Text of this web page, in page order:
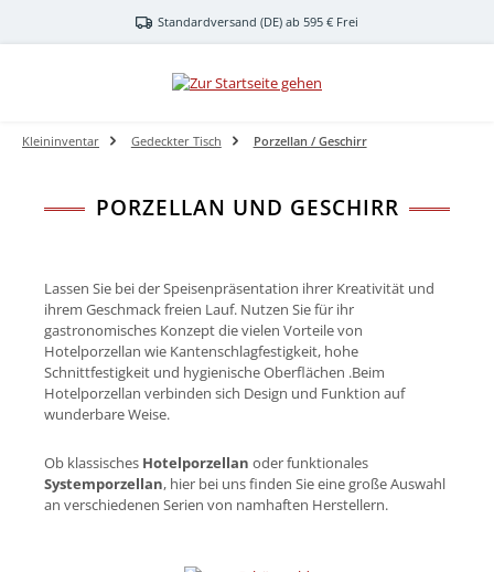
Zum Hauptinhalt springenStandardversand (DE) ab 595 € Frei
Kleininventar Gedeckter Tisch Porzellan / Geschirr
PORZELLAN UND GESCHIRR
Lassen Sie bei der Speisenpräsentation ihrer Kreativität und
ihrem Geschmack freien Lauf. Nutzen Sie für ihr
gastronomisches Konzept die vielen Vorteile von
Hotelporzellan wie Kantenschlagfestigkeit, hohe
Schnittfestigkeit und hygienische Oberflächen .Beim
Hotelporzellan verbinden sich Design und Funktion auf
wunderbare Weise.
Ob klassisches Hotelporzellan oder funktionales
Systemporzellan, hier bei uns finden Sie eine große Auswahl
an verschiedenen Serien von namhaften Herstellern.